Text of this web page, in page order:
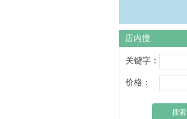
店内搜
关键字：
价格：
搜索